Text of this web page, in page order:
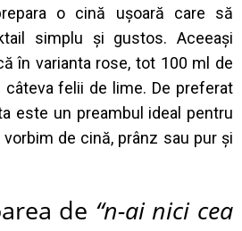
o cină ușoară care să
simplu și gustos. Aceeași
în varianta rose, tot 100 ml de
câteva felii de lime. De preferat
este un preambul ideal pentru
de cină, prânz sau pur și
de “n-ai nici cea